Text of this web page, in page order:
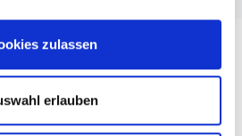
zulassen
erlauben